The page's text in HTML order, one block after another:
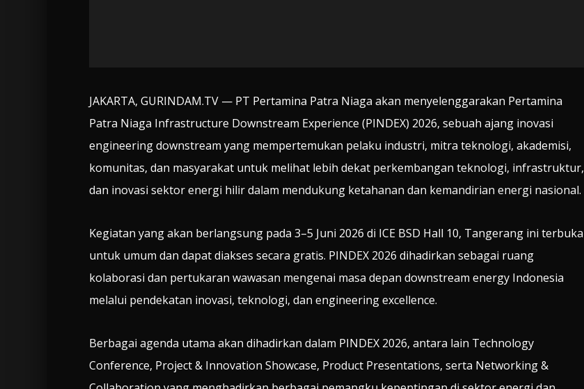
JAKARTA, GURINDAM.TV — PT Pertamina Patra Niaga akan menyelenggarakan Pertamina
Patra Niaga Infrastructure Downstream Experience (PINDEX) 2026, sebuah ajang inovasi
engineering downstream yang mempertemukan pelaku industri, mitra teknologi, akademisi,
komunitas, dan masyarakat untuk melihat lebih dekat perkembangan teknologi, infrastruktur,
dan inovasi sektor energi hilir dalam mendukung ketahanan dan kemandirian energi nasional.
Kegiatan yang akan berlangsung pada 3–5 Juni 2026 di ICE BSD Hall 10, Tangerang ini terbuka
untuk umum dan dapat diakses secara gratis. PINDEX 2026 dihadirkan sebagai ruang
kolaborasi dan pertukaran wawasan mengenai masa depan downstream energy Indonesia
melalui pendekatan inovasi, teknologi, dan engineering excellence.
Berbagai agenda utama akan dihadirkan dalam PINDEX 2026, antara lain Technology
Conference, Project & Innovation Showcase, Product Presentations, serta Networking &